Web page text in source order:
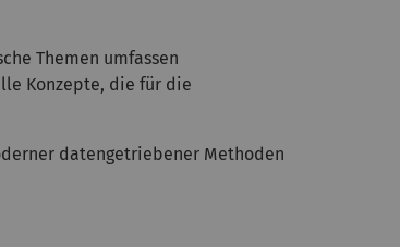
Themen umfassen
Konzepte, die für die
datengetriebener Methoden